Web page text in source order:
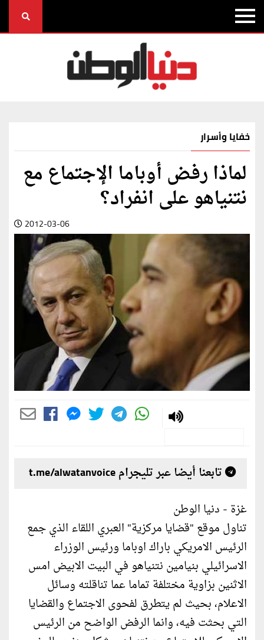
خفايا وأسرار
لماذا رفض أوباما الإجتماع مع
نتنياهو على انفراد؟
2012-03-06
تابعنا أيضا عبر تليجرام t.me/alwatanvoice
غزة - دنيا الوطن
تناول موقع "قضايا مركزية" العبري اللقاء الذي جمع
الرئيس الامريكي باراك اوباما ورئيس الوزراء
الاسرائيلي بنيامين نتنياهو في البيت الابيض امس
الاثنين بزاوية مختلفة تماما عما تناقلته وسائل
الاعلام، بحيث لم يتطرق لفحوى الاجتماع والقضايا
التي بحثت فيه، وانما الرفض الواضح من الرئيس